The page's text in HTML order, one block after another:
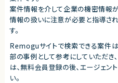
プロダクトとしての評価と実績がすでに
おいても大きな成長余地を持っています。
◆マーケットの魅力
な手法が使われ続けてきた領域でもあり
近年は、業務のデジタル化・生産性向上
速に注目され、改善ニーズが顕在化してい
本サービスは、その中でも機能面・体験
はビジネスに欠かせないインフラ的存在
案件情報を介して企業の機密情報
情報の扱いに注意が必要と指導さ
す。
Remoguサイトで検索できる案件
部の事例として参考にしていただき、
は、無料会員登録の後、エージェン
い。